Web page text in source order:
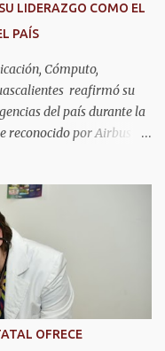
LIDERAZGO COMO EL
PAÍS
Cómputo,
reafirmó su
del país durante la
reconocido por Airbus
Este encuentro
e internacionales y
para intercambiar
avanzadas en la
Álvarez, señaló que este
operativa, la
y los modelos
que distinguen al C5i de
OFRECE